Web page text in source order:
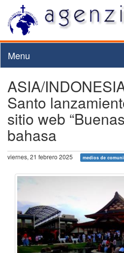
Menu
ASIA/
Santo
sitio web
bahasa
viernes, 21 febrero 2025 medios de